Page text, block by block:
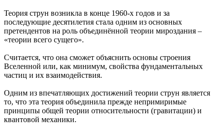
Теория струн возникла в конце 1960-х годов и за
последующие десятилетия стала одним из основных
претендентов на роль объединённой теории мироздания –
«теории всего сущего».
Считается, что она сможет объяснить основы строения
Вселенной или, как минимум, свойства фундаментальных
частиц и их взаимодействия.
Одним из впечатляющих достижений теории струн является
то, что эта теория объединила прежде непримиримые
принципы общей теории относительности (гравитации) и
квантовой механики.